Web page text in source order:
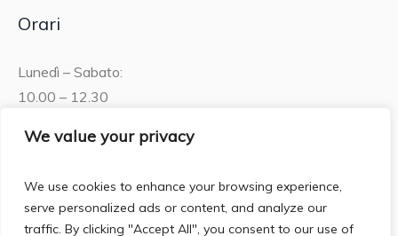
We value your privacy
We use cookies to enhance your browsing experience,
serve personalized ads or content, and analyze our
traffic. By clicking "Accept All", you consent to our use of
Orari
Lunedì – Sabato:
10.00 – 12.30
15.30 – 19.00